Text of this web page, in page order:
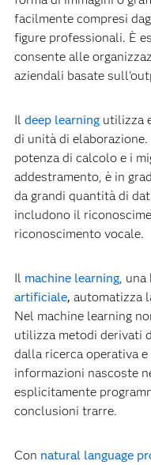
facilmente compresi
figure professionali. È
consente alle
aziendali basate
Il deep learningutilizza
di unità di
potenza di calcolo e i
addestramento, è in
da grandi quantità di
includono il
riconoscimento vocale.
Il machine learning, una
artificiale, automatizza
Nel machine learning
utilizza metodi derivati
dalla ricerca operativa
informazioni nascoste
esplicitamente
conclusioni trarre.
Con natural language